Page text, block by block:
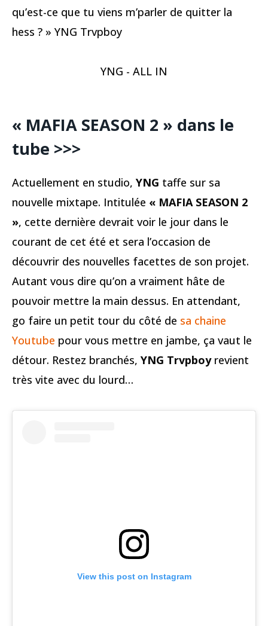
qu’est-ce que tu viens m’parler de quitter la
hess ? » YNG Trvpboy
YNG - ALL IN
« MAFIA SEASON 2 » dans le
tube >>>
Actuellement en studio, YNG taffe sur sa
nouvelle mixtape. Intitulée « MAFIA SEASON 2
», cette dernière devrait voir le jour dans le
courant de cet été et sera l’occasion de
découvrir des nouvelles facettes de son projet.
Autant vous dire qu’on a vraiment hâte de
pouvoir mettre la main dessus. En attendant,
go faire un petit tour du côté de sa chaine
Youtube pour vous mettre en jambe, ça vaut le
détour. Restez branchés, YNG Trvpboyrevient
très vite avec du lourd…
View this post on Instagram